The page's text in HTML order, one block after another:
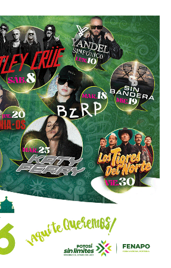
no ocurre: se proyecta para 2027.
considerablemente sus acciones
conserva (vía un fideicomiso
de acciones) el control formal
independientemente de cuánto
En resumidas cuentas, aunque
el poder de decisión,el mismo
el control de El Realito con los
de Televisa está, al
a convertirse en el mayor
la propia televisora.